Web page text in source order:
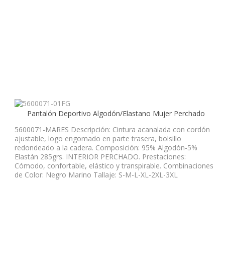
Pantalón Deportivo Algodón/Elastano Mujer Perchado
5600071-MARES Descripción: Cintura acanalada con cordón
ajustable, logo engomado en parte trasera, bolsillo
redondeado a la cadera. Composición: 95% Algodón-5%
Elastán 285grs. INTERIOR PERCHADO. Prestaciones:
Cómodo, confortable, elástico y transpirable. Combinaciones
de Color: Negro Marino Tallaje: S-M-L-XL-2XL-3XL